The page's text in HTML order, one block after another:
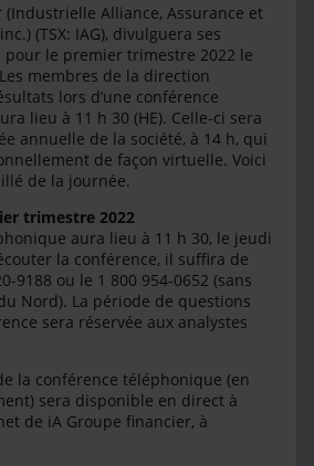
(Industrielle Alliance, Assurance et
(TSX: IAG), divulguera ses
le premier trimestre 2022 le
membres de la direction
lors d’une conférence
lieu à 11 h 30 (HE). Celle-ci sera
annuelle de la société, à 14 h, qui
de façon virtuelle. Voici
de la journée.
trimestre 2022
aura lieu à 11 h 30, le jeudi
la conférence, il suffira de
9188 ou le 1 800 954-0652 (sans
Nord). La période de questions
sera réservée aux analystes
la conférence téléphonique (en
sera disponible en direct à
de iA Groupe financier, à